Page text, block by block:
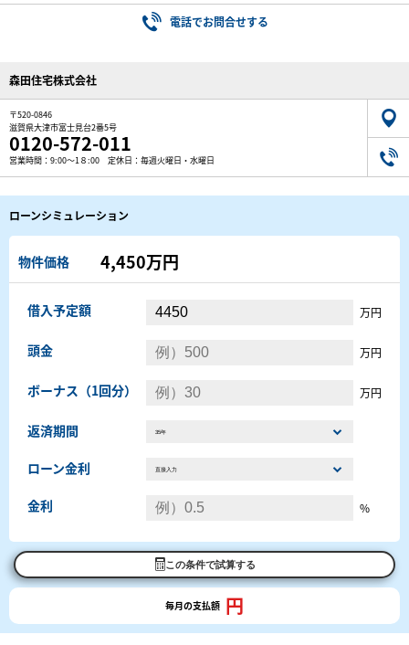
電話でお問合せする
森田住宅株式会社
〒520-0846
滋賀県大津市富士見台2番5号
0120-572-011
営業時間：9:00～1８:00 定休日：毎週火曜日・水曜日
ローンシミュレーション
物件価格 4,450万円
借入予定額 万円
頭金 万円
ボーナス（1回分） 万円
返済期間
ローン金利
金利 %
この条件で試算する
毎月の支払額 円